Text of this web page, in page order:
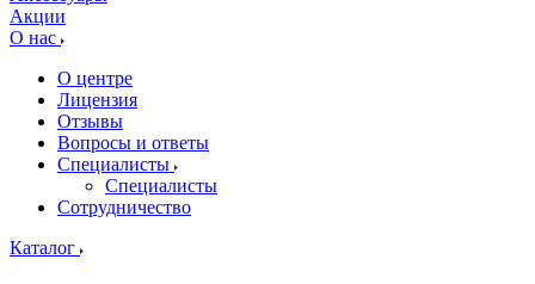
Акции
О нас
О центре
Лицензия
Отзывы
Вопросы и ответы
Специалисты
Специалисты
Сотрудничество
Каталог